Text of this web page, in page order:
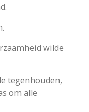
wilde
tegenhouden,
om alle